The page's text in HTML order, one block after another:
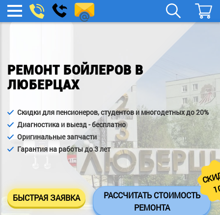
МЕНЮ
boylera@yandex.ru
Заказать
звонок
РЕМОНТ БОЙЛЕРОВ В
ЛЮБЕРЦАХ
Скидки для пенсионеров, студентов и многодетных до 20%
Диагностика и выезд - бесплатно
Оригинальные запчасти
Гарантия на работы до 3 лет
БЫСТРАЯ ЗАЯВКА
РАССЧИТАТЬ СТОИМОСТЬ
РЕМОНТА